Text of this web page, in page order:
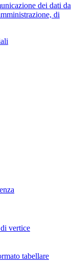
dei dati da
di
vertice
tabellare